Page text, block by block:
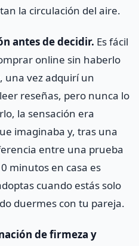
la circulación del aire.
antes de decidir. Es fácil
online sin haberlo
una vez adquirí un
reseñas, pero nunca lo
la sensación era
imaginaba y, tras una
entre una prueba
minutos en casa es
cuando estás solo
duermes con tu pareja.
de firmeza y